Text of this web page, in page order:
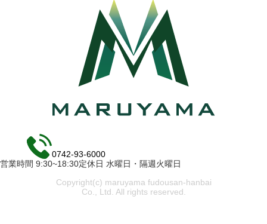
0742-93-6000
営業時間 9:30~18:30定休日 水曜日・隔週火曜日
Copyright(c) maruyama fudousan-hanbai
Co., Ltd. All rights reserved.